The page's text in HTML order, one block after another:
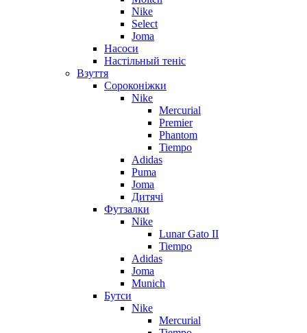
Nike
Select
Joma
Насоси
Настільный теніс
Взуття
Сороконіжки
Nike
Mercurial
Premier
Phantom
Tiempo
Adidas
Puma
Joma
Дитячі
Футзалки
Nike
Lunar Gato II
Tiempo
Adidas
Joma
Munich
Бутси
Nike
Mercurial